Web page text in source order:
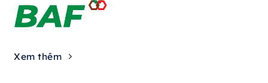
Xem thêm